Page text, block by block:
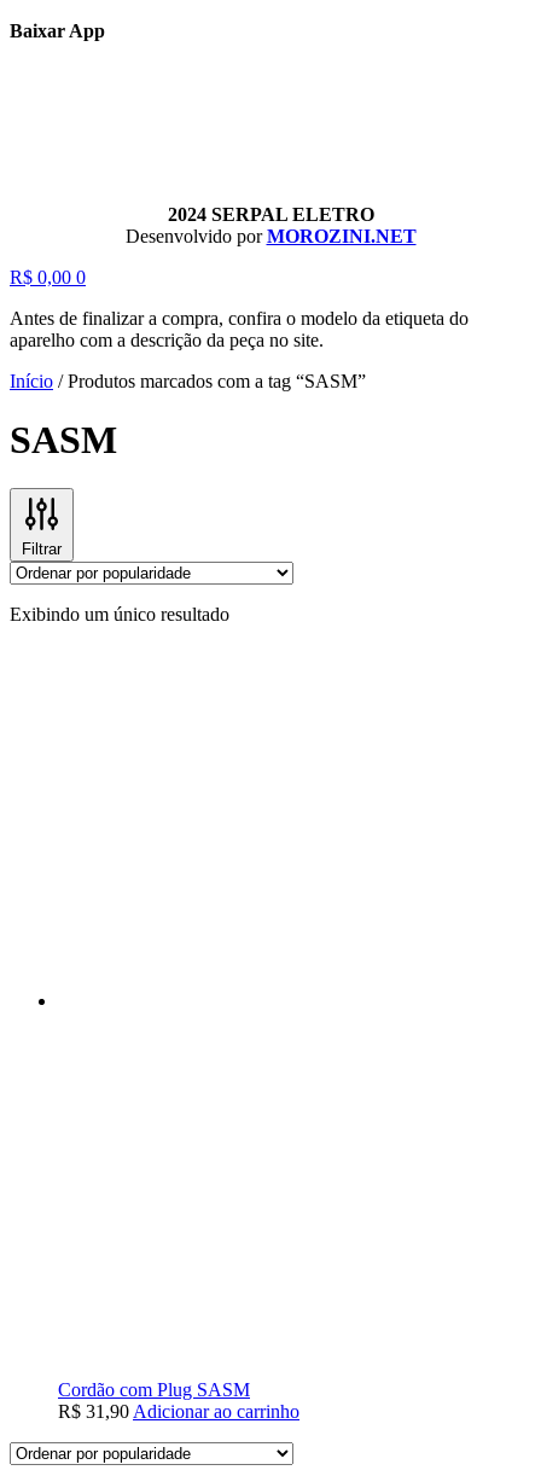
Baixar App
2024 SERPAL ELETRO
Desenvolvido porMOROZINI.NET
R$ 0,00 0
Antes de finalizar a compra, confira o modelo da etiqueta do
aparelho com a descrição da peça no site.
Início /Produtos marcados com a tag “SASM”
SASM
Filtrar
Exibindo um único resultado
Cordão com Plug SASM
R$ 31,90Adicionar ao carrinho